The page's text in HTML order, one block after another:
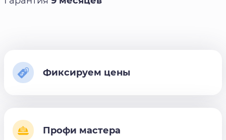
Фиксируем цены
Профи мастера